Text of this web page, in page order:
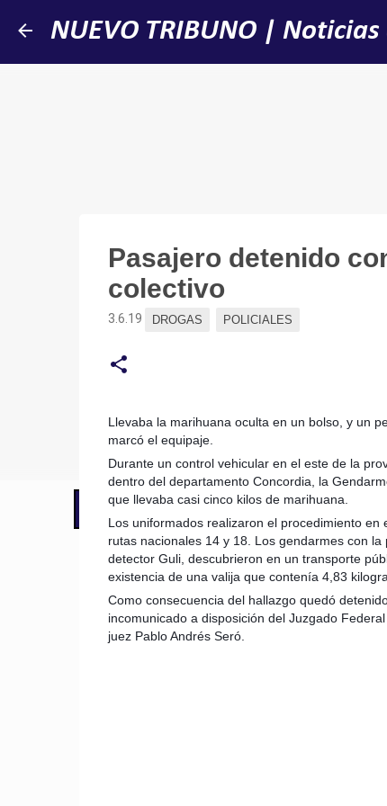
NUEVO TRIBUNO |
📢 LO ÚLTIMO El Gobierno postergó la reunión
Pasajero detenido
colectivo
3.6.19 DROGAS POLICIALES
Llevaba la marihuana oculta en un bolso, y un
marcó el equipaje.
Durante un control vehicular en el este de la
dentro del departamento Concordia, la
que llevaba casi cinco kilos de marihuana.
Los uniformados realizaron el procedimiento en
rutas nacionales 14 y 18. Los gendarmes con la
detector Guli, descubrieron en un transporte
existencia de una valija que contenía 4,83
Como consecuencia del hallazgo quedó
incomunicado a disposición del Juzgado
juez Pablo Andrés Seró.